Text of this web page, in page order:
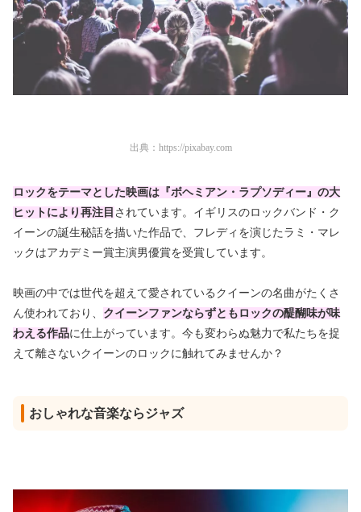
出典： https://pixabay.com
ロックをテーマとした映画は『ボヘミアン・ラプソディー』の大
ヒットにより再注目 されています。イギリスのロックバンド・ク
イーンの誕生秘話を描いた作品で、フレディを演じたラミ・マレ
ックはアカデミー賞主演男優賞を受賞しています。
映画の中では世代を超えて愛されているクイーンの名曲がたくさ
ん使われており、 クイーンファンならずともロックの醍醐味が味
わえる作品に仕上がっています。今も変わらぬ魅力で私たちを捉
えて離さないクイーンのロックに触れてみませんか？
おしゃれな音楽ならジャズ